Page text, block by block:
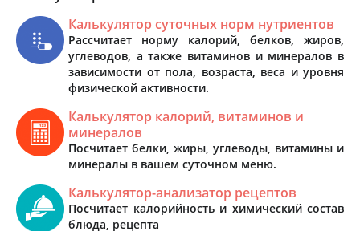
Калькулятор суточных норм нутриентов
Рассчитает норму калорий, белков, жиров,
углеводов, а также витаминов и минералов в
зависимости от пола, возраста, веса и уровня
физической активности.
Калькулятор калорий, витаминов и
минералов
Посчитает белки, жиры, углеводы, витамины и
минералы в вашем суточном меню.
Калькулятор-анализатор рецептов
Посчитает калорийность и химический состав
блюда, рецепта